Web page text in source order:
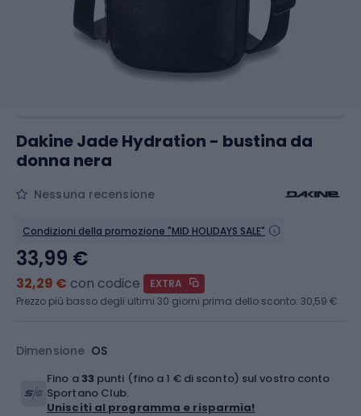
Dakine Jade Hydration - bustina da
donna nera
Nessuna recensione
Condizioni della promozione "MID HOLIDAYS SALE"
Dimensione OS
33,99 €
32,29 € con codice
EXTRA
Prezzo più basso degli ultimi 30 giorni prima dello sconto: 30,59 €
Fino a33 punti (fino a 1 € di sconto) sul vostro conto
Sportano Club.
Unisciti al programma e risparmia!